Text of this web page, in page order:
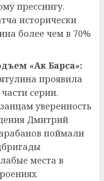
прессингу.
исторически
более чем в 70%
«Ак Барса»:
проявила
серии.
уверенность
Дмитрий
поймали
места в